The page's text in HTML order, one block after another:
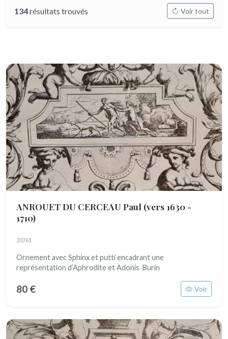
134résultats trouvés Voir tout
ANROUET DU CERCEAU Paul (vers 1630 -
1710)
20761
Ornement avec Sphinx et putti encadrant une
représentation d’Aphrodite et Adonis Burin
80 € Voir